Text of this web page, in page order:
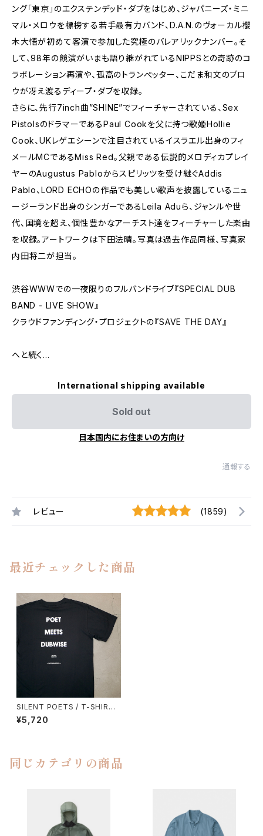
ング「東京」のエクステンデッド・ダブをはじめ、ジャパニーズ・ミニ
マル・メロウを標榜する若手最有力バンド、D.A.N.のヴォーカル櫻
木大悟が初めて客演で参加した究極のバレアリックナンバー。そ
して、98年の競演がいまも語り継がれているNIPPSとの奇跡のコ
ラボレーション再演や、孤高のトランぺッター、こだま和文のブロ
ウが冴え渡るディープ・ダブを収録。
さらに、先行7inch曲”SHINE”でフィーチャーされている、Sex
PistolsのドラマーであるPaul Cookを父に持つ歌姫Hollie
Cook、UKレゲエシーンで注目されているイスラエル出身のフィ
メールMCであるMiss Red。父親である伝説的メロディカプレイ
ヤーのAugustus Pabloからスピリッツを受け継ぐAddis
Pablo、LORD ECHOの作品でも美しい歌声を披露しているニュ
ージーランド出身のシンガーであるLeila Aduら、ジャンルや世
代、国境を超え、個性豊かなアーチスト達をフィーチャーした楽曲
を収録。アートワークは下田法晴。写真は過去作品同様、写真家
内田将二が担当。
渋谷WWWでの一夜限りのフルバンドライブ『SPECIAL DUB
BAND - LIVE SHOW』
クラウドファンディング・プロジェクトの『SAVE THE DAY』
へと続く…
International shipping available
Sold out
日本国内にお住まいの方向け
通報する
レビュー (1859)
最近チェックした商品
SILENT POETS / T-SHIRTS
（POETS MEETS DUBWISE）
¥5,720
同じカテゴリの商品